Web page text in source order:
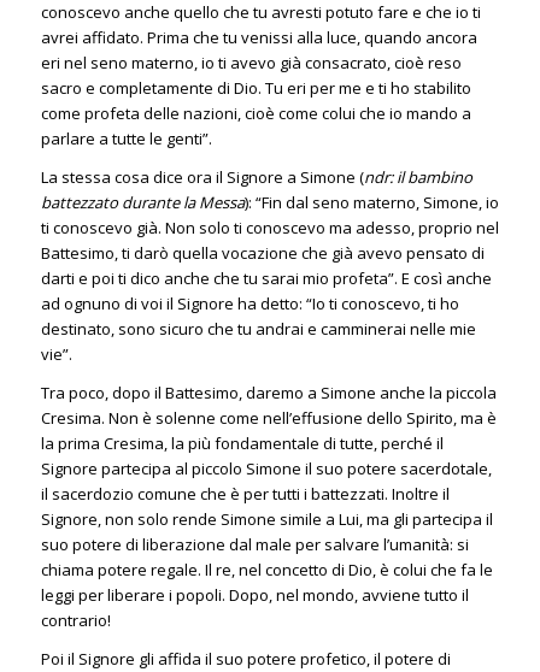
conoscevo anche quello che tu avresti potuto fare e che io ti
avrei affidato. Prima che tu venissi alla luce, quando ancora
eri nel seno materno, io ti avevo già consacrato, cioè reso
sacro e completamente di Dio. Tu eri per me e ti ho stabilito
come profeta delle nazioni, cioè come colui che io mando a
parlare a tutte le genti”.
La stessa cosa dice ora il Signore a Simone (ndr: il bambino
battezzato durante la Messa): “Fin dal seno materno, Simone, io
ti conoscevo già. Non solo ti conoscevo ma adesso, proprio nel
Battesimo, ti darò quella vocazione che già avevo pensato di
darti e poi ti dico anche che tu sarai mio profeta”. E così anche
ad ognuno di voi il Signore ha detto: “Io ti conoscevo, ti ho
destinato, sono sicuro che tu andrai e camminerai nelle mie
vie”.
Tra poco, dopo il Battesimo, daremo a Simone anche la piccola
Cresima. Non è solenne come nell’effusione dello Spirito, ma è
la prima Cresima, la più fondamentale di tutte, perché il
Signore partecipa al piccolo Simone il suo potere sacerdotale,
il sacerdozio comune che è per tutti i battezzati. Inoltre il
Signore, non solo rende Simone simile a Lui, ma gli partecipa il
suo potere di liberazione dal male per salvare l’umanità: si
chiama potere regale. Il re, nel concetto di Dio, è colui che fa le
leggi per liberare i popoli. Dopo, nel mondo, avviene tutto il
contrario!
Poi il Signore gli affida il suo potere profetico, il potere di